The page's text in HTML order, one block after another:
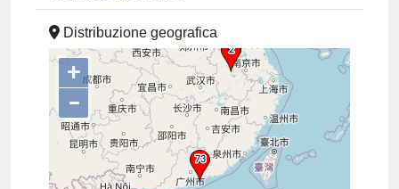
Distribuzione geografica
+
–